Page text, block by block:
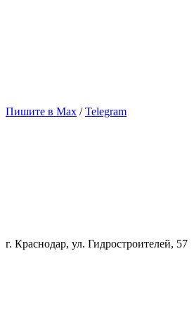
Пишите в Max /Telegram
г. Краснодар, ул. Гидростроителей, 57